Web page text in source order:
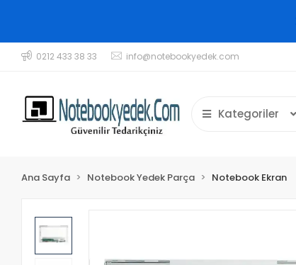
0212 433 38 33 info@notebookyedek.com
Kategoriler
Ana Sayfa Notebook Yedek Parça Notebook Ekran